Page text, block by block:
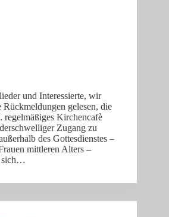
und Interessierte, wir
gelesen, die
regelmäßiges Kirchencafè
Zugang zu
des Gottesdienstes –
mittleren Alters –
sich…